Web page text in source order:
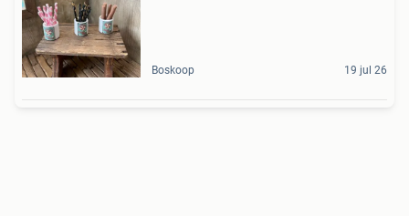
Boskoop 19 jul 26